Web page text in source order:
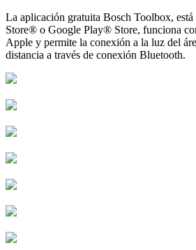
La aplicación gratuita Bosch Toolbox,
Store® o Google Play® Store, funciona
Apple y permite la conexión a la luz del
distancia a través de conexión Bluetooth.